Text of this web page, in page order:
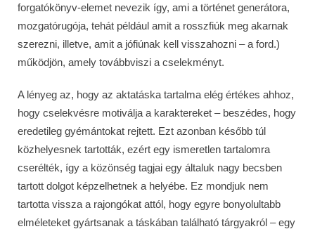
forgatókönyv-elemet nevezik így, ami a történet generátora,
mozgatórugója, tehát például amit a rosszfiúk meg akarnak
szerezni, illetve, amit a jófiúnak kell visszahozni – a ford.)
működjön, amely továbbviszi a cselekményt.
A lényeg az, hogy az aktatáska tartalma elég értékes ahhoz,
hogy cselekvésre motiválja a karaktereket – beszédes, hogy
eredetileg gyémántokat rejtett. Ezt azonban később túl
közhelyesnek tartották, ezért egy ismeretlen tartalomra
cserélték, így a közönség tagjai egy általuk nagy becsben
tartott dolgot képzelhetnek a helyébe. Ez mondjuk nem
tartotta vissza a rajongókat attól, hogy egyre bonyolultabb
elméleteket gyártsanak a táskában található tárgyakról – egy